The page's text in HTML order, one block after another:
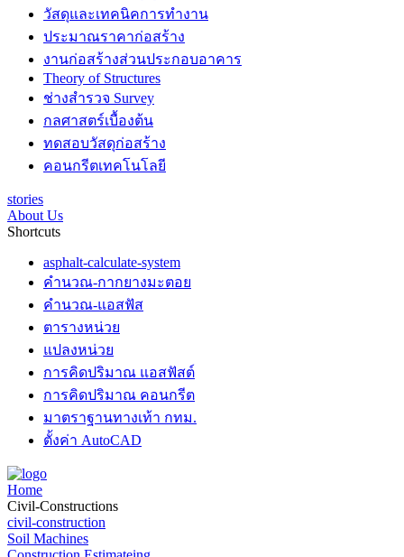
วัสดุและเทคนิคการทำงาน
ประมาณราคาก่อสร้าง
งานก่อสร้างส่วนประกอบอาคาร
Theory of Structures
ช่างสำรวจ Survey
กลศาสตร์เบื้องต้น
ทดสอบวัสดุก่อสร้าง
คอนกรีตเทคโนโลยี
stories
About Us
Shortcuts
asphalt-calculate-system
คำนวณ-กากยางมะตอย
คำนวณ-แอสฟัส
ตารางหน่วย
แปลงหน่วย
การคิดปริมาณ แอสฟัสต์
การคิดปริมาณ คอนกรีต
มาตราฐานทางเท้า กทม.
ตั้งค่า AutoCAD
Home
Civil-Constructions
civil-construction
Soil Machines